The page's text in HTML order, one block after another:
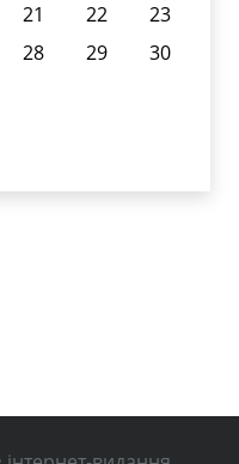
21 22
23
28 29
30